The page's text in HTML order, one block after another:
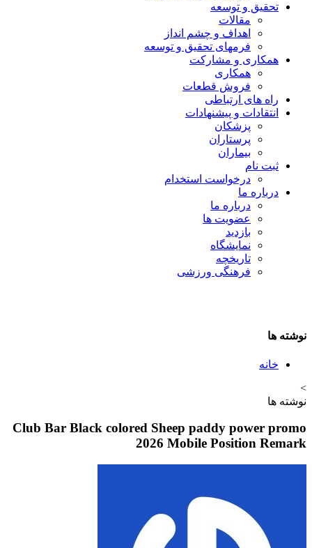
تحقيق و توسعه
مقالات
اهداف و چشم انداز
فرمهای تحقیق و توسعه
همکاری و مشارکت
همکاری
فروش قطعات
راه های ارتباطی
انتقادات و پيشنهادات
پزشكان
پرستاران
بيماران
ثبت نام
درخواست استخدام
درباره ما
درباره ما
عضویت ها
بازدید
نمایشگاه
تاريخچه
فرهنگی ورزشی
نوشته ها
خانه
>
نوشته ها
Club Bar Black colored Sheep paddy power promo
2026 Mobile Position Remark